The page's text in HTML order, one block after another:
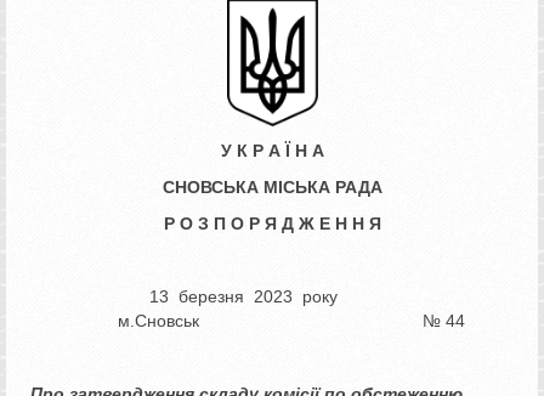
У К Р А Ї Н А
СНОВСЬКА МІСЬКА РАДА
Р О З П О Р Я Д Ж Е Н Н Я
13 березня 2023 року
м.Сновськ № 44